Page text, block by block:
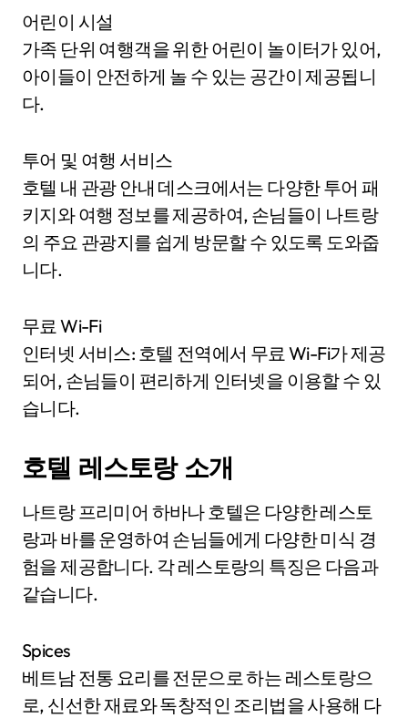
어린이 시설
가족 단위 여행객을 위한 어린이 놀이터가 있어,
아이들이 안전하게 놀 수 있는 공간이 제공됩니
다.
투어 및 여행 서비스
호텔 내 관광 안내 데스크에서는 다양한 투어 패
키지와 여행 정보를 제공하여, 손님들이 나트랑
의 주요 관광지를 쉽게 방문할 수 있도록 도와줍
니다.
무료 Wi-Fi
인터넷 서비스: 호텔 전역에서 무료 Wi-Fi가 제공
되어, 손님들이 편리하게 인터넷을 이용할 수 있
습니다.
호텔 레스토랑 소개
나트랑 프리미어 하바나 호텔은 다양한 레스토
랑과 바를 운영하여 손님들에게 다양한 미식 경
험을 제공합니다. 각 레스토랑의 특징은 다음과
같습니다.
Spices
베트남 전통 요리를 전문으로 하는 레스토랑으
로, 신선한 재료와 독창적인 조리법을 사용해 다